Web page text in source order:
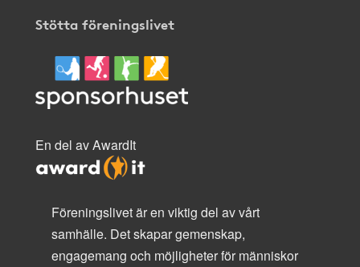
Stötta föreningslivet
En del av AwardIt
Föreningslivet är en viktig del av vårt
samhälle. Det skapar gemenskap,
engagemang och möjligheter för människor